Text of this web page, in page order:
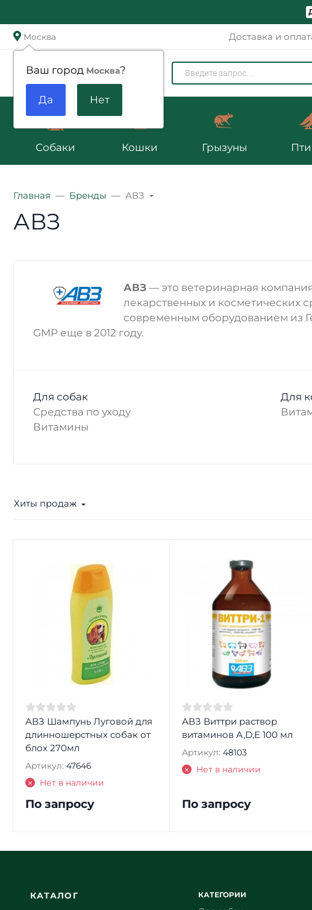
Москва
Ваш город Москва?
Доставка и
Zoomenu.ru
Собаки Кошки Грызуны
Главная Бренды АВЗ
АВЗ
АВЗ — это ветеринарная
лекарственных и косметических
современным оборудованием из
GMP еще в 2012 году.
Для собак
Средства по уходу
Витамины
Для
Хиты продаж
АВЗ Шампунь Луговой для
длинношерстных собак от
блох 270мл
Артикул: 47646
Нет в наличии
По запросу
АВЗ Виттри раствор
витаминов А,D,E 100 мл
Артикул: 48103
Нет в наличии
По запросу
КАТАЛОГ КАТЕГОРИИ